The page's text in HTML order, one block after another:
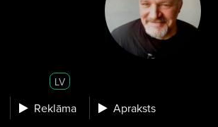
LV
Reklāma Apraksts